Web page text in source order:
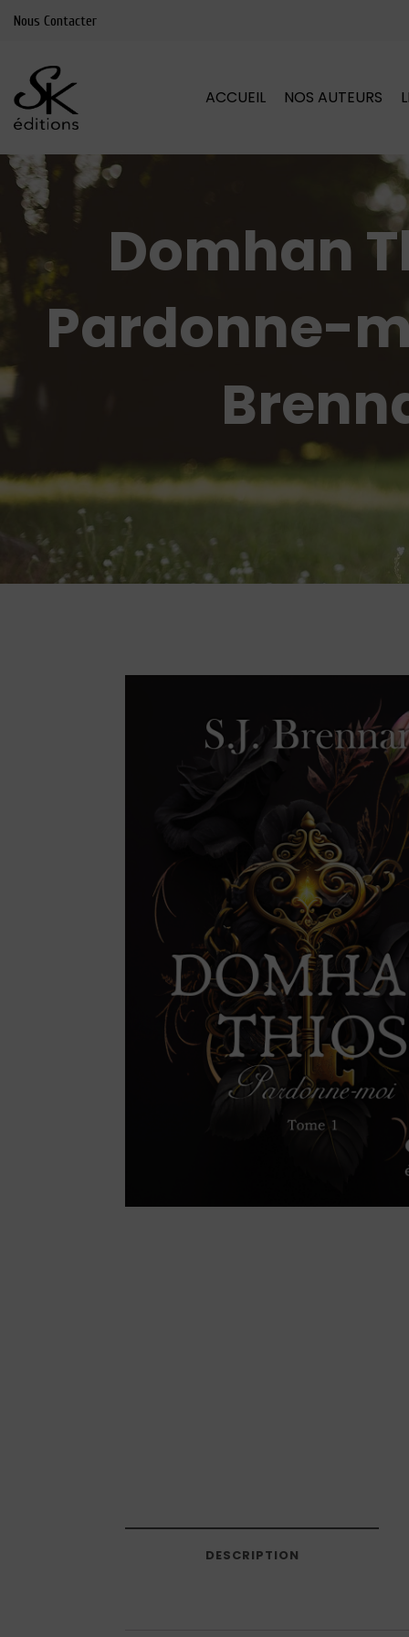
Nous Contacter
ACCUEIL NOS AUTEURS
Domhan
Pardonne-
DESCRIPTION